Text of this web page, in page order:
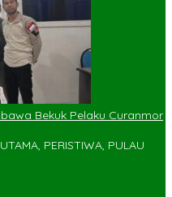
Bekuk Pelaku Curanmor
PERISTIWA, PULAU